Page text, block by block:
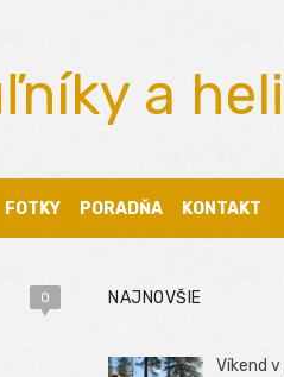
a
FOTKY PORADŇA KONTAKT
0 NAJNOVŠIE
Víkend